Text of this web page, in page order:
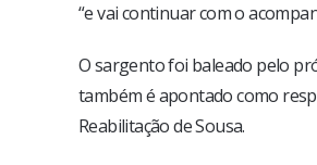
“e vai continuar com o
O sargento foi baleado pelo
também é apontado como
Reabilitação de Sousa.